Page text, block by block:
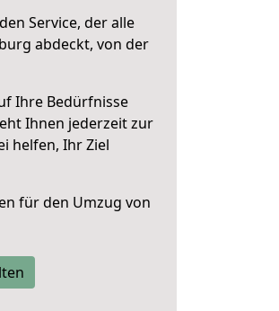
Service, der alle
abdeckt, von der
Ihre Bedürfnisse
Ihnen jederzeit zur
helfen, Ihr Ziel
für den Umzug von